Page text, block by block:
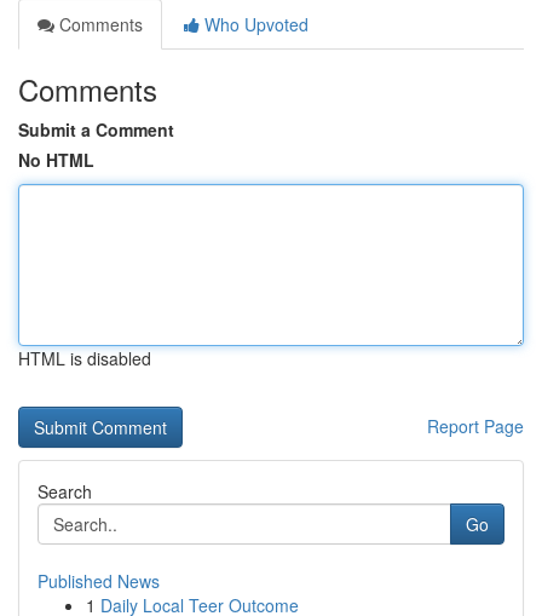
Comments
Who Upvoted
Comments
Submit a Comment
No HTML
HTML is disabled
Report Page
Search
Go
Published News
1 Daily Local Teer Outcome